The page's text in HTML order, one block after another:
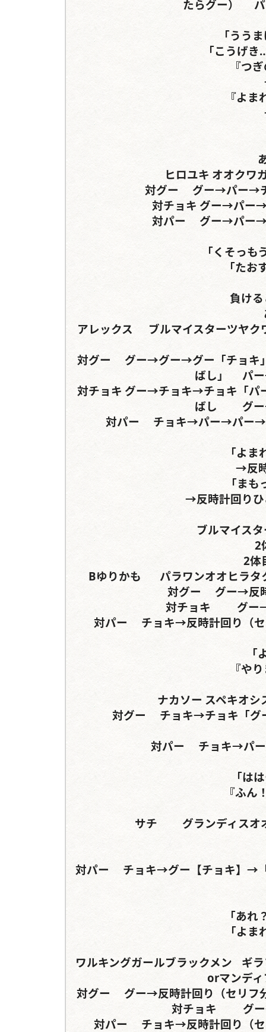
たらグー）	パー→反時計回り（セリフ分岐）
「うう
「こうげ
『つ
『よ
ヒロユキ	オオクワガタ	ネプチューンorミヤマクワガタ
対グー	グー→パー→チョキ（パー）→グー	パー→チョキ→
対チョキ	グー→パー→「グー」	チョキ→グー→「チョキ」
対パー	グー→パー→「グー」	チョキ→グー→「チョキ」
「くそっ
「た
負け
アレックス	ブルマイスターツヤクワガタ	グランディスオオクワガタorサタンオオカ
対グー	グー→グー→グー「チョキ」→同じ手「ひとつ飛ばし」→時計回り→「ひとつ飛
ばし」	パー→反時計回り（セリフ分岐）
対チョキ	グー→チョキ→チョキ「パー」→同じ手「ひとつ飛ばし」→時計回り→ひとつ飛
ばし	グー→反時計回り（セリフ分岐）
対パー	チョキ→パー→パー→「グー」	チョキ→反時計回り（セリフ分岐）
「よ
→反
「ま
→反時計回りひ
ブルマイス
2
2体
Bゆりかも	パラワンオオヒラタクワガタ	ヘルクレスオオカブトorグランディス
対グー	グー→反時計回り（セリフ分岐）	パー→
対チョキ		グー→「パー」→『グー』→「チョキ」
対パー	チョキ→反時計回り（セリフ分岐）	チョキ→反時計回り（セリフ分岐）
『や
ナカソー	スペキオシスツヤクワガタ	サンボンヅノカブト
対グー	チョキ→チョキ「グー」→	パー→【パー】→【グー】→【パー】
対パー	チョキ→パー「グー」→チョキ	パー→『チョキ』
「は
『ふ
サチ	グランディスオオクワガタ	パラワンオオヒラタクワガタ
対パー	チョキ→グー【チョキ】→「グー」→「グー」	パー→グー【チョキ】→「パ
「あ
「よ
ワルキングガールブラックメン	ギラファノコギリクワガタ	パラワンオオヒラタクワガタ
orマンデ
対グー	グー→反時計回り（セリフ分岐あり）	グー→反時計回り（セリフ分岐あり）
対チョキ		グー→反時計回り（セリフ分岐あり）
対パー	チョキ→反時計回り（セリフ分岐）	チョキ→反時計回り（セリフ分岐）